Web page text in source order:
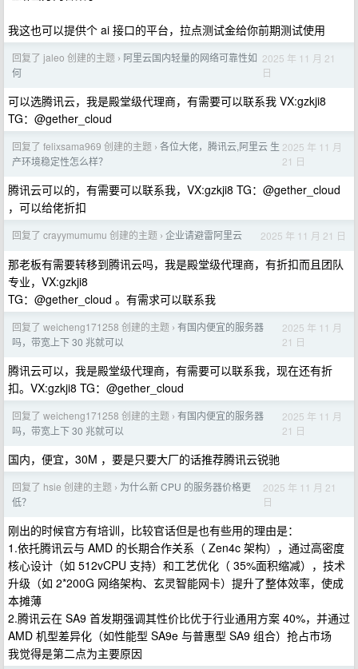
我这也可以提供个 ai 接口的平台，拉点测试金给你前期测试使用
回复了 jaleo 创建的主题 › 阿里云国内轻量的网络可靠性如
何
2025 年 11 月 21
日
可以选腾讯云，我是殿堂级代理商，有需要可以联系我 VX:gzkji8
TG：@gether_cloud
回复了 felixsama969 创建的主题 › 各位大佬，腾讯云,阿里云 生
产环境稳定性怎么样？
2025 年 11 月
21 日
腾讯云可以的，有需要可以联系我，VX:gzkji8 TG：@gether_cloud
，可以给佬折扣
回复了 crayymumumu 创建的主题 › 企业请避雷阿里云 2025 年 11 月 21 日
那老板有需要转移到腾讯云吗，我是殿堂级代理商，有折扣而且团队
专业，VX:gzkji8
TG：@gether_cloud 。有需求可以联系我
回复了 weicheng171258 创建的主题 › 有国内便宜的服务器
吗，带宽上下 30 兆就可以
2025 年 11 月
21 日
腾讯云可以，我是殿堂级代理商，有需要可以联系我，现在还有折
扣。VX:gzkji8 TG：@gether_cloud
回复了 weicheng171258 创建的主题 › 有国内便宜的服务器
吗，带宽上下 30 兆就可以
2025 年 11 月
21 日
国内，便宜，30M ，要是只要大厂的话推荐腾讯云锐驰
回复了 hsie 创建的主题 › 为什么新 CPU 的服务器价格更
低？
2025 年 11 月 21
日
刚出的时候官方有培训，比较官话但是也有些用的理由是：
1.依托腾讯云与 AMD 的长期合作关系（ Zen4c 架构），通过高密度
核心设计（如 512vCPU 支持）和工艺优化（ 35%面积缩减），技术
升级（如 2*200G 网络架构、玄灵智能网卡）提升了整体效率，使成
本摊薄
2.腾讯云在 SA9 首发期强调其性价比优于行业通用方案 40%，并通过
AMD 机型差异化（如性能型 SA9e 与普惠型 SA9 组合）抢占市场
我觉得是第二点为主要原因